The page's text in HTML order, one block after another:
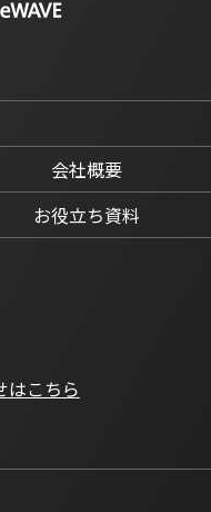
会社概要
お役立ち資料
はこちら